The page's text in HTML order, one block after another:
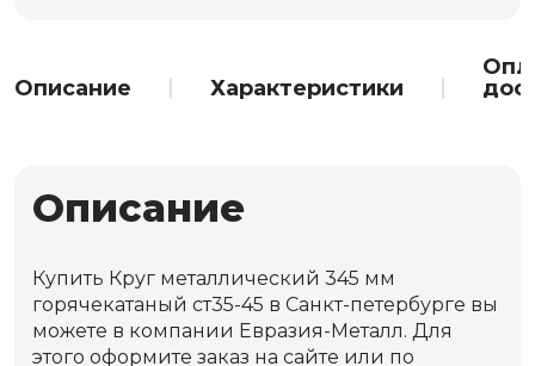
Описание Характеристики
Описание
Купить Круг металлический 345 мм
горячекатаный ст35-45 в Санкт-петербурге вы
можете в компании Евразия-Металл. Для
этого оформите заказ на сайте или по